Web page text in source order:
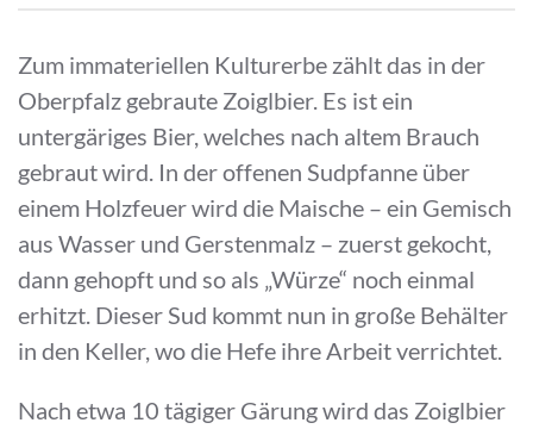
Zum immateriellen Kulturerbe zählt das in der
Oberpfalz gebraute Zoiglbier. Es ist ein
untergäriges Bier, welches nach altem Brauch
gebraut wird. In der offenen Sudpfanne über
einem Holzfeuer wird die Maische – ein Gemisch
aus Wasser und Gerstenmalz – zuerst gekocht,
dann gehopft und so als „Würze“ noch einmal
erhitzt. Dieser Sud kommt nun in große Behälter
in den Keller, wo die Hefe ihre Arbeit verrichtet.
Nach etwa 10 tägiger Gärung wird das Zoiglbier